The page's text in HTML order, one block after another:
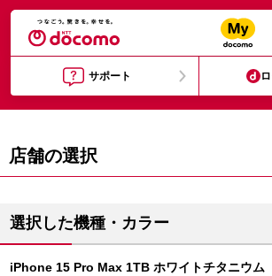
サポート
店舗の選択
選択した機種・カラー
iPhone 15 Pro Max 1TB ホワイトチタニウム